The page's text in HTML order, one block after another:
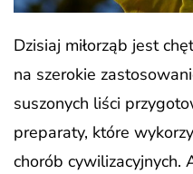
Dzisiaj miłorząb jest
na szerokie
suszonych liści
preparaty, które
chorób cywilizacyjnych.